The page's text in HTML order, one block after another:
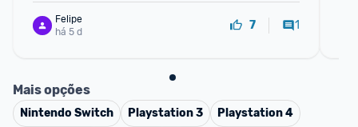
Felipe
há 5 d
7 1
Mais opções
Nintendo Switch Playstation 3
Playstation 4